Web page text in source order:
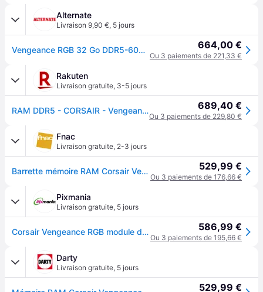
Alternate
Livraison 9,90 €, 5 jours
Vengeance RGB 32 Go DDR5-6000 (2x 16 Go) mémoire vive 664,00 €
Ou 3 paiements de 221,33 €
Rakuten
Livraison gratuite, 3-5 jours
RAM DDR5 - CORSAIR - Vengeance RGB - 32Go (2x16Go) - 6000MHz - CL30-36-36-76 689,40 €
Ou 3 paiements de 229,80 €
Fnac
Livraison gratuite, 2-3 jours
Barrette mémoire RAM Corsair Vengeance CMH32GX5M2E6000C36 32 Go (Kit de 2 x 16 Go) DDR5 6000 MHz CL36 - Noir 529,99 €
Ou 3 paiements de 176,66 €
Pixmania
Livraison gratuite, 5 jours
Corsair Vengeance RGB module de mémoire 32 Go 2 x 16 Go DDR5 288-pin DIMM - Neuf - Multicolore 586,99 €
Ou 3 paiements de 195,66 €
Darty
Livraison gratuite, 5 jours
529,99 €